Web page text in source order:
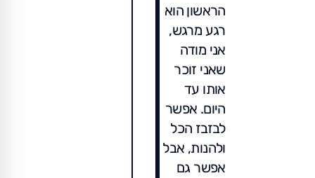
הראשון הוא
רגע מרגש,
אני מודה
שאני זוכר
אותו עד
היום. אפשר
לבזבז הכל
ולהנות, אבל
אפשר גם